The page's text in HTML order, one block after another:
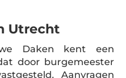
Utrecht
Daken kent een
door burgemeester
Aanvragen